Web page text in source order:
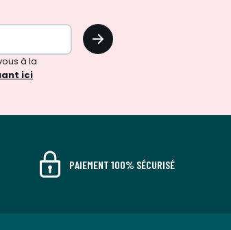
OK
à la
ici
PAIEMENT 100% SÉCURISÉ